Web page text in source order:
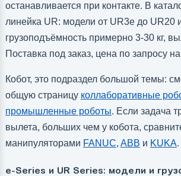
останавливается при контакте. В
линейка UR: модели от UR3e до UR20
грузоподъёмность примерно 3-30 кг,
Поставка под заказ, цена по запросу
Кобот, это подраздел большой темы:
общую страницу коллаборативные
промышленные роботы. Если задача
вылета, больших чем у кобота,
манипуляторами FANUC, ABB и KUKA.
e-Series и UR Series: модели и